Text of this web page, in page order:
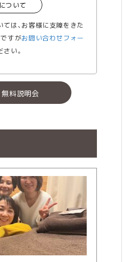
ついて
は、お客様に支障をきた
すがお問い合わせフォー
い。
無料説明会